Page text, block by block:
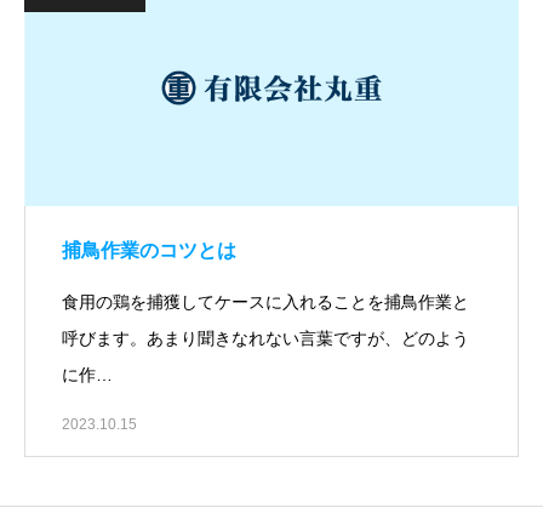
捕鳥作業のコツとは
食用の鶏を捕獲してケースに入れることを捕鳥作業と
呼びます。あまり聞きなれない言葉ですが、どのよう
に作…
2023.10.15